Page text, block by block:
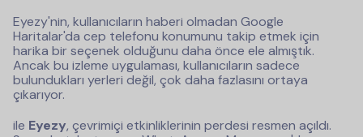
Eyezy'nin, kullanıcıların haberi olmadan Google
Haritalar'da cep telefonu konumunu takip etmek için
harika bir seçenek olduğunu daha önce ele almıştık.
Ancak bu izleme uygulaması, kullanıcıların sadece
bulundukları yerleri değil, çok daha fazlasını ortaya
çıkarıyor.
ile Eyezy, çevrimiçi etkinliklerinin perdesi resmen açıldı.